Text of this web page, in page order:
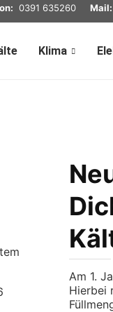
0391 635260 Mail:
Klima
Am 1.
Hierbei